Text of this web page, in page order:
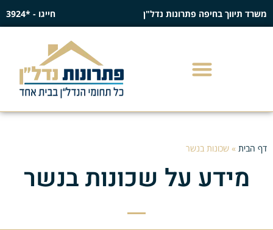
משרד תיווך בחיפה פתרונות נדל"ן חייגו - *3924
דף הבית » שכונות בנשר
מידע על שכונות בנשר